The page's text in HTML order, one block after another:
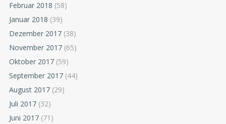
Februar 2018 (58)
Januar 2018 (39)
Dezember 2017 (38)
November 2017 (65)
Oktober 2017 (59)
September 2017 (44)
August 2017 (29)
Juli 2017 (32)
Juni 2017 (71)